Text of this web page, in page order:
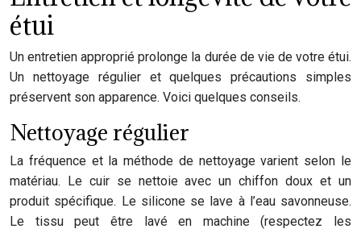
étui
Un entretien approprié prolonge la durée de vie de votre étui.
Un nettoyage régulier et quelques précautions simples
préservent son apparence. Voici quelques conseils.
Nettoyage régulier
La fréquence et la méthode de nettoyage varient selon le
matériau. Le cuir se nettoie avec un chiffon doux et un
produit spécifique. Le silicone se lave à l’eau savonneuse.
Le tissu peut être lavé en machine (respectez les